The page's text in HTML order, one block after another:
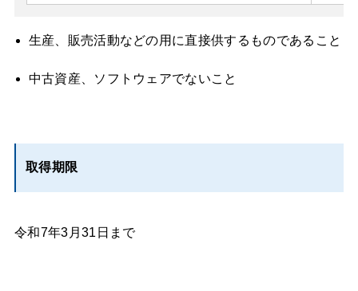
生産、販売活動などの用に直接供するものであること
中古資産、ソフトウェアでないこと
取得期限
令和7年3月31日まで